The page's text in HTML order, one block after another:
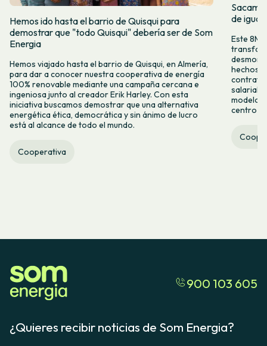
Hemos ido hasta el barrio de Quisqui para
demostrar que "todo Quisqui" debería ser de Som
Energia
Hemos viajado hasta el barrio de Quisqui, en Almería,
para dar a conocer nuestra cooperativa de energía
100% renovable mediante una campaña cercana e
ingeniosa junto al creador Erik Harley. Con esta
iniciativa buscamos demostrar que una alternativa
energética ética, democrática y sin ánimo de lucro
está al alcance de todo el mundo.
Cooperativa
de
Este 8M,
hechos y
salarial y
modelo
centro
900 103 605
¿Quieres recibir noticias de Som Energia?